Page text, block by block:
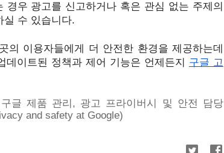
경우 광고를 신고하거나 혹은 관심 없는 주제의
실 수 있습니다.
의 이용자들에게 더 안전한 환경을 제공하는데
이트된 정책과 제어 기능은 언제든지 구글 고
글 제품 관리, 광고 프라이버시 및 안전 담당
and safety at Google)